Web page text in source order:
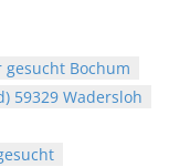
Bochum
59329 Wadersloh